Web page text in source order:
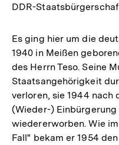
DDR-
Es ging hier um die
1940 in Meißen
des Herrn Teso. Seine
Staatsangehörigkeit
verloren, sie 1944 nach
(Wieder-)
wiedererworben. Wie
Fall" bekam er 1954